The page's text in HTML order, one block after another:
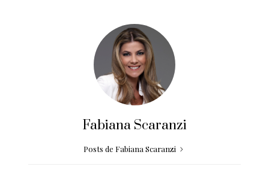
Fabiana Scaranzi
Posts de Fabiana Scaranzi